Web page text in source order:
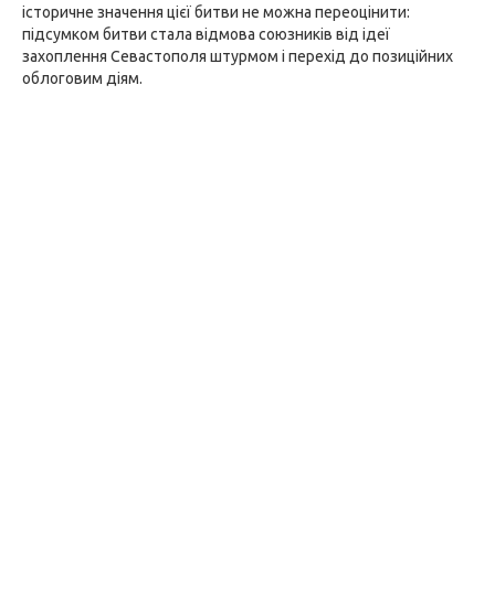
історичне значення цієї битви не можна переоцінити:
підсумком битви стала відмова союзників від ідеї
захоплення Севастополя штурмом і перехід до позиційних
облоговим діям.